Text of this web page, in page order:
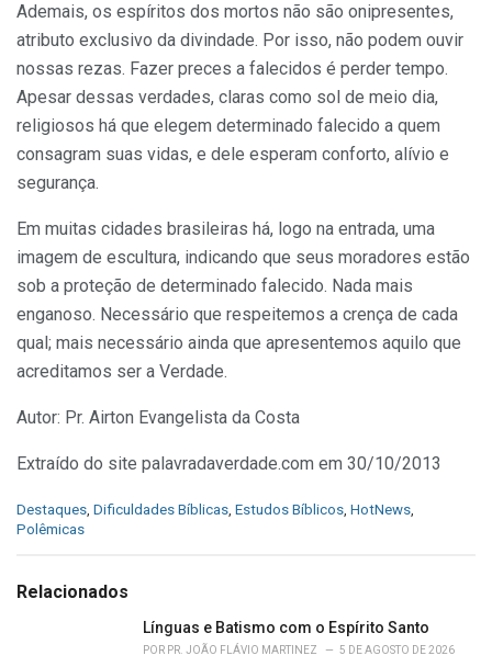
Ademais, os espíritos dos mortos não são onipresentes,
atributo exclusivo da divindade. Por isso, não podem ouvir
nossas rezas. Fazer preces a falecidos é perder tempo.
Apesar dessas verdades, claras como sol de meio dia,
religiosos há que elegem determinado falecido a quem
consagram suas vidas, e dele esperam conforto, alívio e
segurança.
Em muitas cidades brasileiras há, logo na entrada, uma
imagem de escultura, indicando que seus moradores estão
sob a proteção de determinado falecido. Nada mais
enganoso. Necessário que respeitemos a crença de cada
qual; mais necessário ainda que apresentemos aquilo que
acreditamos ser a Verdade.
Autor: Pr. Airton Evangelista da Costa
Extraído do site palavradaverdade.com em 30/10/2013
C
a
g
Destaques, Dificuldades Bíblicas, Estudos Bíblicos, HotNews,
Polêmicas
Relacionados
Línguas e Batismo com o Espírito Santo
POR PR. JOÃO FLÁVIO MARTINEZ 5 DE AGOSTO DE 2026